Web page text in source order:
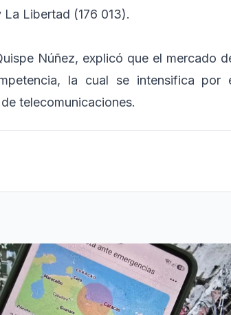
Libertad (176 013).
Núñez, explicó que el mercado
la cual se intensifica por
telecomunicaciones.